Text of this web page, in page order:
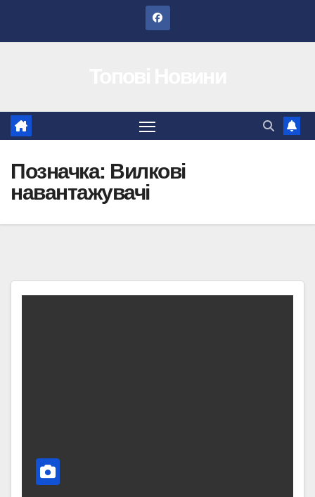
Позначка: Вилкові
навантажувачі